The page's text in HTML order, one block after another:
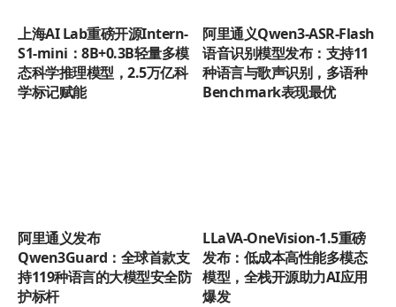
上海AI Lab重磅开源Intern-
S1-mini：8B+0.3B轻量多模
态科学推理模型，2.5万亿科
学标记赋能
阿里通义Qwen3-ASR-Flash
语音识别模型发布：支持11
种语言与歌声识别，多语种
Benchmark表现最优
阿里通义发布
Qwen3Guard：全球首款支
持119种语言的大模型安全防
护标杆
LLaVA-OneVision-1.5重磅
发布：低成本高性能多模态
模型，全栈开源助力AI应用
爆发